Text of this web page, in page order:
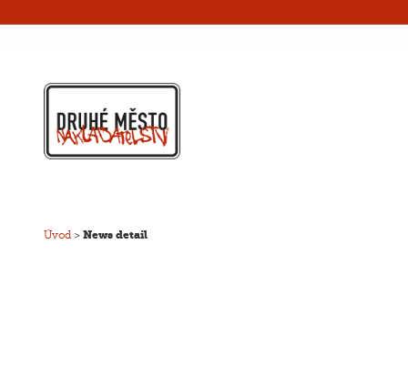
Úvod > News detail